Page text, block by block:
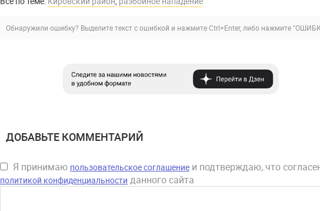
Обнаружили ошибку? Выделите текст с ошибкой и нажмите Ctrl+Enter, либо нажмите
ДОБАВЬТЕ КОММЕНТАРИЙ
Я принимаю пользовательское соглашение и подтверждаю, что
политикой конфиденциальности данного сайта